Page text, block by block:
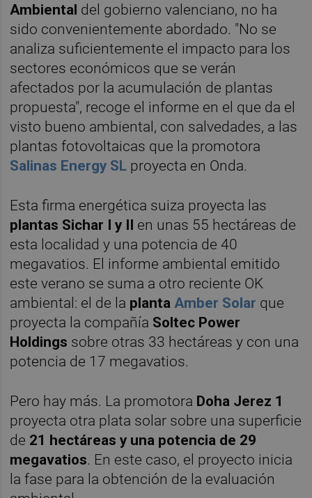
Ambiental del gobierno valenciano, no ha
sido convenientemente abordado. "No se
analiza suficientemente el impacto para los
sectores económicos que se verán
afectados por la acumulación de plantas
propuesta", recoge el informe en el que da el
visto bueno ambiental, con salvedades, a las
plantas fotovoltaicas que la promotora
Salinas Energy SL proyecta en Onda.
Esta firma energética suiza proyecta las
plantas Sichar I y II en unas 55 hectáreas de
esta localidad y una potencia de 40
megavatios. El informe ambiental emitido
este verano se suma a otro reciente OK
ambiental: el de la planta Amber Solar que
proyecta la compañía Soltec Power
Holdings sobre otras 33 hectáreas y con una
potencia de 17 megavatios.
Pero hay más. La promotora Doha Jerez 1
proyecta otra plata solar sobre una superficie
de 21 hectáreas y una potencia de 29
megavatios. En este caso, el proyecto inicia
la fase para la obtención de la evaluación